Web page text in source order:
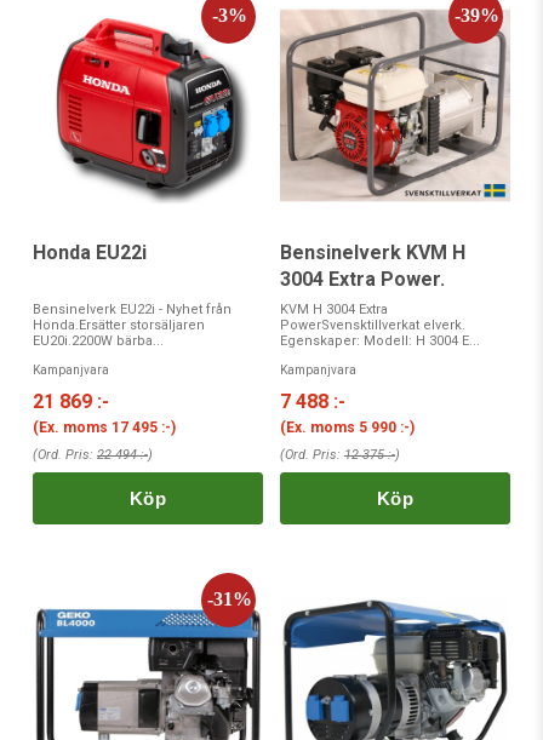
Honda EU22i
Bensinelverk EU22i - Nyhet från
Honda.Ersätter storsäljaren
EU20i.2200W bärba...
Kampanjvara
21 869 :-
(Ex. moms 17 495 :-)
(Ord. Pris: 22 494 :-)
Köp
Bensinelverk KVM H
3004 Extra Power.
KVM H 3004 Extra
PowerSvensktillverkat elverk.
Egenskaper: Modell: H 3004 E...
Kampanjvara
7 488 :-
(Ex. moms 5 990 :-)
(Ord. Pris: 12 375 :-)
Köp